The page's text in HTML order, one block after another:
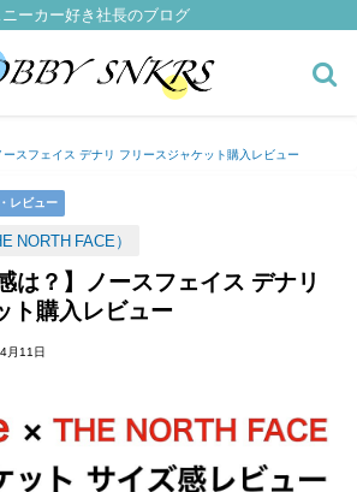
ニーカー好き社長のブログ
ースフェイス デナリ フリースジャケット購入レビュー
レビュー
NORTH FACE）
は？】ノースフェイス デナリ
ト購入レビュー
月11日